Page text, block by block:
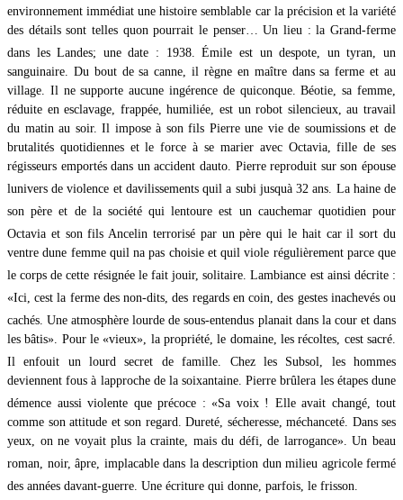
environnement immédiat une histoire semblable car la précision et la variété
des détails sont telles quon pourrait le penser… Un lieu : la Grand-ferme
dans les Landes; une date : 1938. Émile est un despote, un tyran, un
sanguinaire. Du bout de sa canne, il règne en maître dans sa ferme et au
village. Il ne supporte aucune ingérence de quiconque. Béotie, sa femme,
réduite en esclavage, frappée, humiliée, est un robot silencieux, au travail
du matin au soir. Il impose à son fils Pierre une vie de soumissions et de
brutalités quotidiennes et le force à se marier avec Octavia, fille de ses
régisseurs emportés dans un accident dauto. Pierre reproduit sur son épouse
lunivers de violence et davilissements quil a subi jusquà 32 ans. La haine de
son père et de la société qui lentoure est un cauchemar quotidien pour
Octavia et son fils Ancelin terrorisé par un père qui le hait car il sort du
ventre dune femme quil na pas choisie et quil viole régulièrement parce que
le corps de cette résignée le fait jouir, solitaire. Lambiance est ainsi décrite :
«Ici, cest la ferme des non-dits, des regards en coin, des gestes inachevés ou
cachés. Une atmosphère lourde de sous-entendus planait dans la cour et dans
les bâtis». Pour le «vieux», la propriété, le domaine, les récoltes, cest sacré.
Il enfouit un lourd secret de famille. Chez les Subsol, les hommes
deviennent fous à lapproche de la soixantaine. Pierre brûlera les étapes dune
démence aussi violente que précoce : «Sa voix ! Elle avait changé, tout
comme son attitude et son regard. Dureté, sécheresse, méchanceté. Dans ses
yeux, on ne voyait plus la crainte, mais du défi, de larrogance». Un beau
roman, noir, âpre, implacable dans la description dun milieu agricole fermé
des années davant-guerre. Une écriture qui donne, parfois, le frisson.